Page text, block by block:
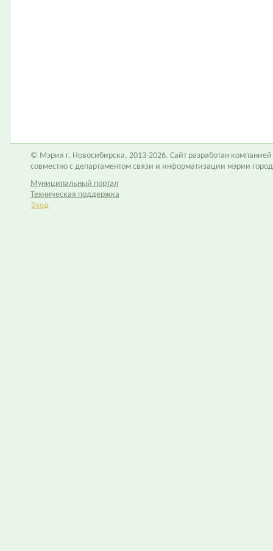
© Мэрия г. Новосибирска, 2013-2026. Сайт разработан компанией
совместно с департаментом связи и информатизации мэрии
Муниципальный портал
Техническая поддержка
Вход